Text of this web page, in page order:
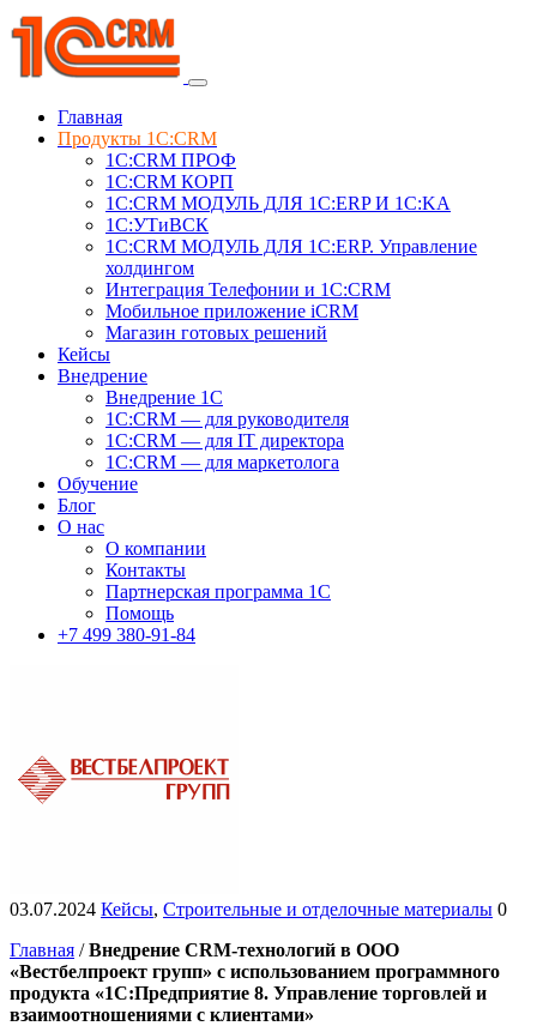
Главная
Продукты 1C:CRM
1С:CRM ПРОФ
1С:CRM КОРП
1С:CRM МОДУЛЬ ДЛЯ 1C:ERP И 1C:KA
1C:УТиВСК
1С:CRM МОДУЛЬ ДЛЯ 1C:ERP. Управление
холдингом
Интеграция Телефонии и 1C:CRM
Мобильное приложение iCRM
Магазин готовых решений
Кейсы
Внедрение
Внедрение 1C
1С:CRM — для руководителя
1С:CRM — для IT директора
1С:CRM — для маркетолога
Обучение
Блог
О нас
О компании
Контакты
Партнерская программа 1С
Помощь
+7 499 380-91-84
03.07.2024 Кейсы, Строительные и отделочные материалы 0
Главная /Внедрение CRM-технологий в ООО
«Вестбелпроект групп» с использованием программного
продукта «1С:Предприятие 8. Управление торговлей и
взаимоотношениями с клиентами»